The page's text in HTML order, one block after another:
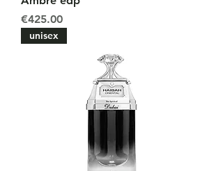
Price
€425.00
unisex